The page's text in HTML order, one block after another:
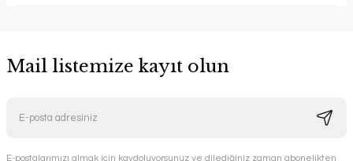
Mail listemize kayıt olun
E-postalarımızı almak için kaydoluyorsunuz ve dilediğiniz zaman abonelikten